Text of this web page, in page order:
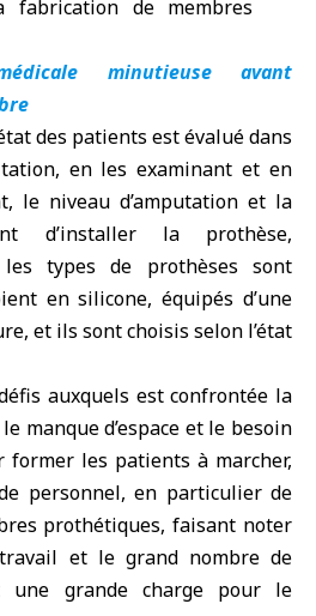
fabrication de membres
minutieuse avant
des patients est évalué dans
en les examinant et en
le niveau d’amputation et la
d’installer la prothèse,
types de prothèses sont
en silicone, équipés d’une
et ils sont choisis selon l’état
auxquels est confrontée la
manque d’espace et le besoin
former les patients à marcher,
personnel, en particulier de
prothétiques, faisant noter
et le grand nombre de
une grande charge pour le